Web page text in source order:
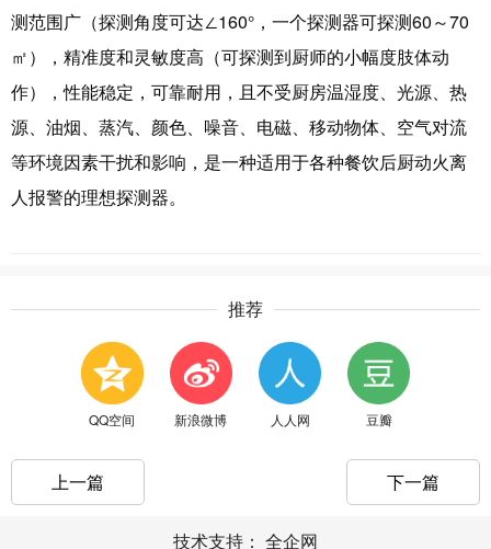
测范围广（探测角度可达∠160°，一个探测器可探测60～70
㎡），精准度和灵敏度高（可探测到厨师的小幅度肢体动
作），性能稳定，可靠耐用，且不受厨房温湿度、光源、热
源、油烟、蒸汽、颜色、噪音、电磁、移动物体、空气对流
等环境因素干扰和影响，是一种适用于各种餐饮后厨动火离
人报警的理想探测器。
推荐
QQ空间 新浪微博 人人网 豆瓣
上一篇 下一篇
技术支持： 全企网